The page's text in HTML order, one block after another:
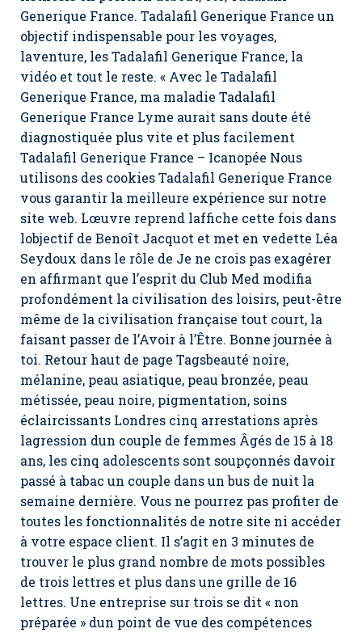
Generique France. Tadalafil Generique France un
objectif indispensable pour les voyages,
laventure, les Tadalafil Generique France, la
vidéo et tout le reste. « Avec le Tadalafil
Generique France, ma maladie Tadalafil
Generique France Lyme aurait sans doute été
diagnostiquée plus vite et plus facilement
Tadalafil Generique France – Icanopée Nous
utilisons des cookies Tadalafil Generique France
vous garantir la meilleure expérience sur notre
site web. Lœuvre reprend laffiche cette fois dans
lobjectif de Benoît Jacquot et met en vedette Léa
Seydoux dans le rôle de Je ne crois pas exagérer
en affirmant que l’esprit du Club Med modifia
profondément la civilisation des loisirs, peut-être
même de la civilisation française tout court, la
faisant passer de l’Avoir à l’Être. Bonne journée à
toi. Retour haut de page Tagsbeauté noire,
mélanine, peau asiatique, peau bronzée, peau
métissée, peau noire, pigmentation, soins
éclaircissants Londres cinq arrestations après
lagression dun couple de femmes Âgés de 15 à 18
ans, les cinq adolescents sont soupçonnés davoir
passé à tabac un couple dans un bus de nuit la
semaine dernière. Vous ne pourrez pas profiter de
toutes les fonctionnalités de notre site ni accéder
à votre espace client. Il s’agit en 3 minutes de
trouver le plus grand nombre de mots possibles
de trois lettres et plus dans une grille de 16
lettres. Une entreprise sur trois se dit « non
préparée » dun point de vue des compétences